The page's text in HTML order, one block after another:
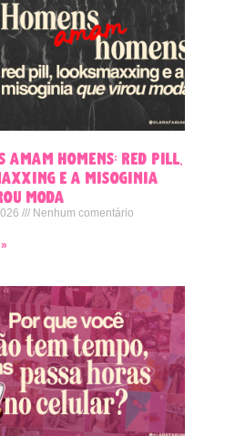
amam homens: red pill,
e a misoginia
moda
Nenhum comentário